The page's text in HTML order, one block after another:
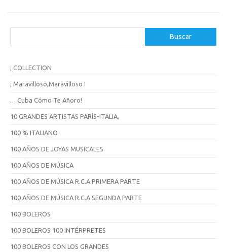
a
Buscar
¡ COLLECTION
¡ Maravilloso,Maravilloso !
… Cuba Cómo Te Añoro!
10 GRANDES ARTISTAS PARÍS-ITALIA,
100 % ITALIANO
100 AÑOS DE JOYAS MUSICALES
100 AÑOS DE MÚSICA
100 AÑOS DE MÚSICA R.C.A PRIMERA PARTE
100 AÑOS DE MÚSICA R.C.A SEGUNDA PARTE
100 BOLEROS
100 BOLEROS 100 INTÉRPRETES
100 BOLEROS CON LOS GRANDES